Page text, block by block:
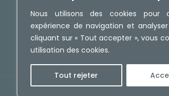
Nous utilisons des cookies pour
expérience de navigation et
cliquant sur « Tout accepter », vous
utilisation des cookies.
Tout rejeter